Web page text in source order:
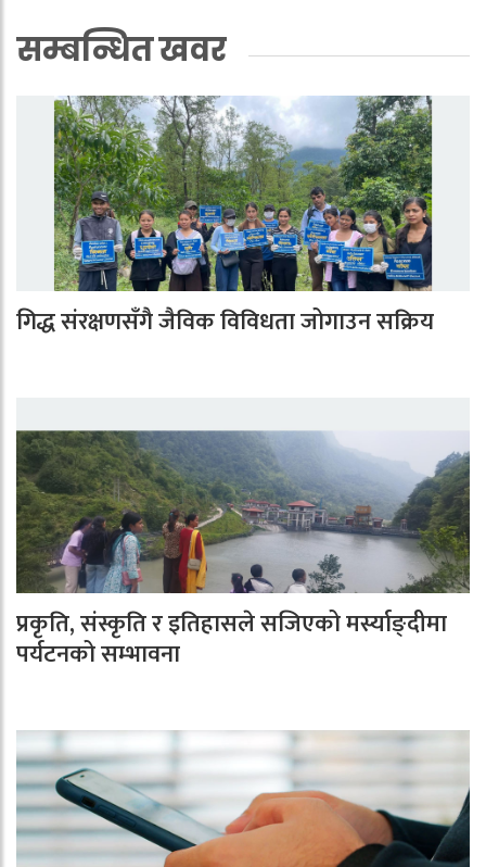
सम्बन्धित खवर
गिद्ध संरक्षणसँगै जैविक विविधता जोगाउन सक्रिय
प्रकृति, संस्कृति र इतिहासले सजिएको मर्स्याङ्दीमा
पर्यटनको सम्भावना